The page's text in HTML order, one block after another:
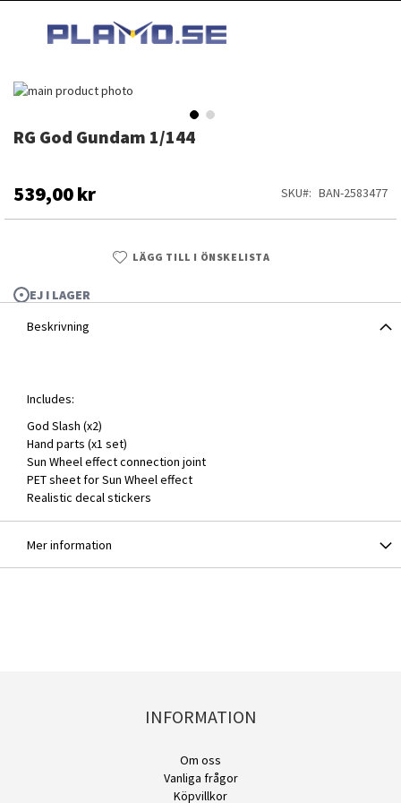
INNEHÅLLET
RG God Gundam 1/144
539,00 kr SKU BAN-2583477
LÄGG TILL I ÖNSKELISTA
EJ I LAGER
Hoppa
av
Hoppa
av
bildgalleriet
Beskrivning
Includes:
God Slash (x2)
Hand parts (x1 set)
Sun Wheel effect connection joint
PET sheet for Sun Wheel effect
Realistic decal stickers
Mer information
INFORMATION
Om oss
Vanliga frågor
Köpvillkor